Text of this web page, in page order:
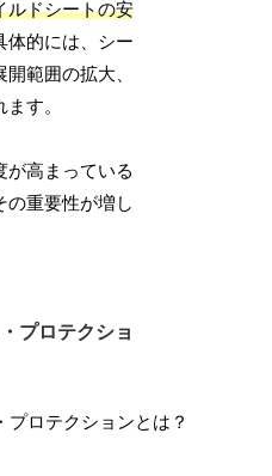
ルドシートの安
体的には、シー
範囲の拡大、
す。
が高まっている
の重要性が増し
プロテクショ